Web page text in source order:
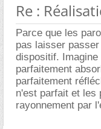
Re :
Parce que les
pas laisser
dispositif.
parfaitement
parfaitement
n'est parfait et les
rayonnement par